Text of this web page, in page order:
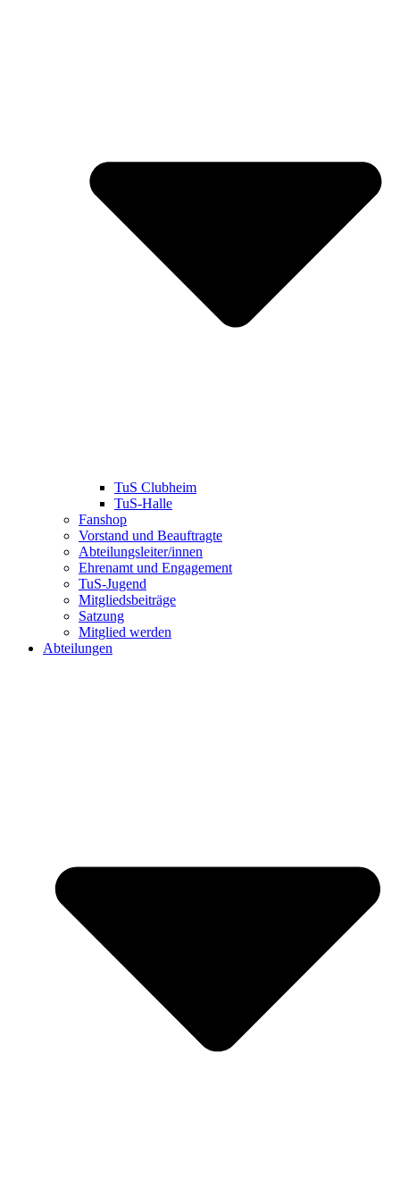
TuS Clubheim
TuS-Halle
Fanshop
Vorstand und Beauftragte
Abteilungsleiter/innen
Ehrenamt und Engagement
TuS-Jugend
Mitgliedsbeiträge
Satzung
Mitglied werden
Abteilungen